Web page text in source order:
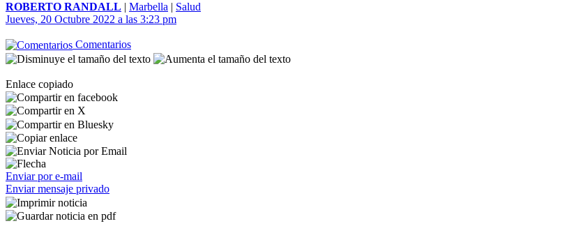
ROBERTO RANDALL | Marbella | Salud
Jueves, 20 Octubre 2022 a las 3:23 pm
Comentarios
Enlace copiado
Enviar por e-mail
Enviar mensaje privado